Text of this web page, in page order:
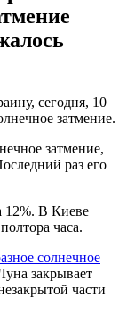
сегодня, 10
затмение.
затмение,
раз его
12%. В Киеве
часа.
солнечное
закрывает
части